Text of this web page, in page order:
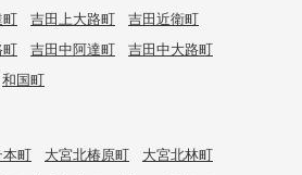
町 吉田上大路町
吉田近衛町
町 吉田中阿達町
吉田中大路町
和国町
町 大宮北椿原町
大宮北林町